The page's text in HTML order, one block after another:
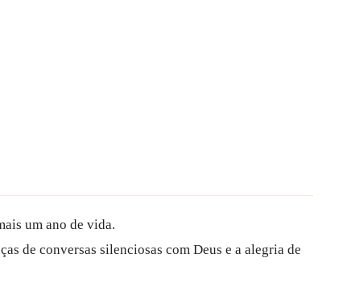
um ano de vida.
de conversas silenciosas com Deus e a alegria de